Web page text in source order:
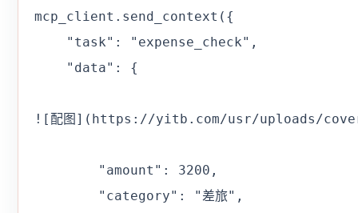
mcp_client.send_context({
    "task": "expense_check",
    "data": {
![配图](https://yitb.com/usr/uploads/
        "amount": 3200,
        "category": "差旅",